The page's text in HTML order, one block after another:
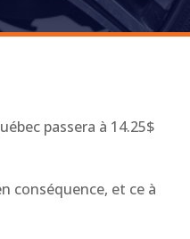
passera à 14.25$
conséquence, et ce à